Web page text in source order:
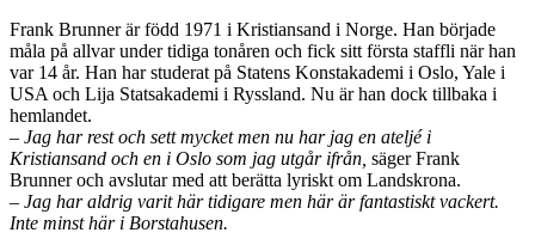
Frank Brunner är född 1971 i Kristiansand i Norge. Han började
måla på allvar under tidiga tonåren och fick sitt första staffli när han
var 14 år. Han har studerat på Statens Konstakademi i Oslo, Yale i
USA och Lija Statsakademi i Ryssland. Nu är han dock tillbaka i
hemlandet.
– Jag har rest och sett mycket men nu har jag en ateljé i
Kristiansand och en i Oslo som jag utgår ifrån, säger Frank
Brunner och avslutar med att berätta lyriskt om Landskrona.
– Jag har aldrig varit här tidigare men här är fantastiskt vackert.
Inte minst här i Borstahusen.